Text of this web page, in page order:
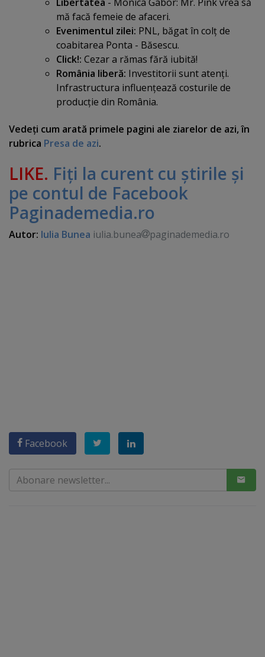
mă facă femeie de afaceri.
Evenimentul zilei: PNL, băgat în colţ de
coabitarea Ponta - Băsescu.
Click!: Cezar a rămas fără iubită!
România liberă: Investitorii sunt atenţi.
Infrastructura influenţează costurile de
producţie din România.
Vedeţi cum arată primele pagini ale ziarelor de azi, în
rubrica Presa de azi.
LIKE. Fiţi la curent cu ştirile şi
pe contul de Facebook
Paginademedia.ro
Autor: Iulia Bunea iulia.bunea paginademedia.ro
Facebook